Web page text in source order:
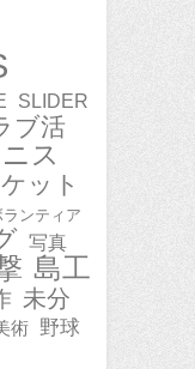
SLIDER
ブ活
ス
ット
ランティア
写真
島工
未分
術 野球